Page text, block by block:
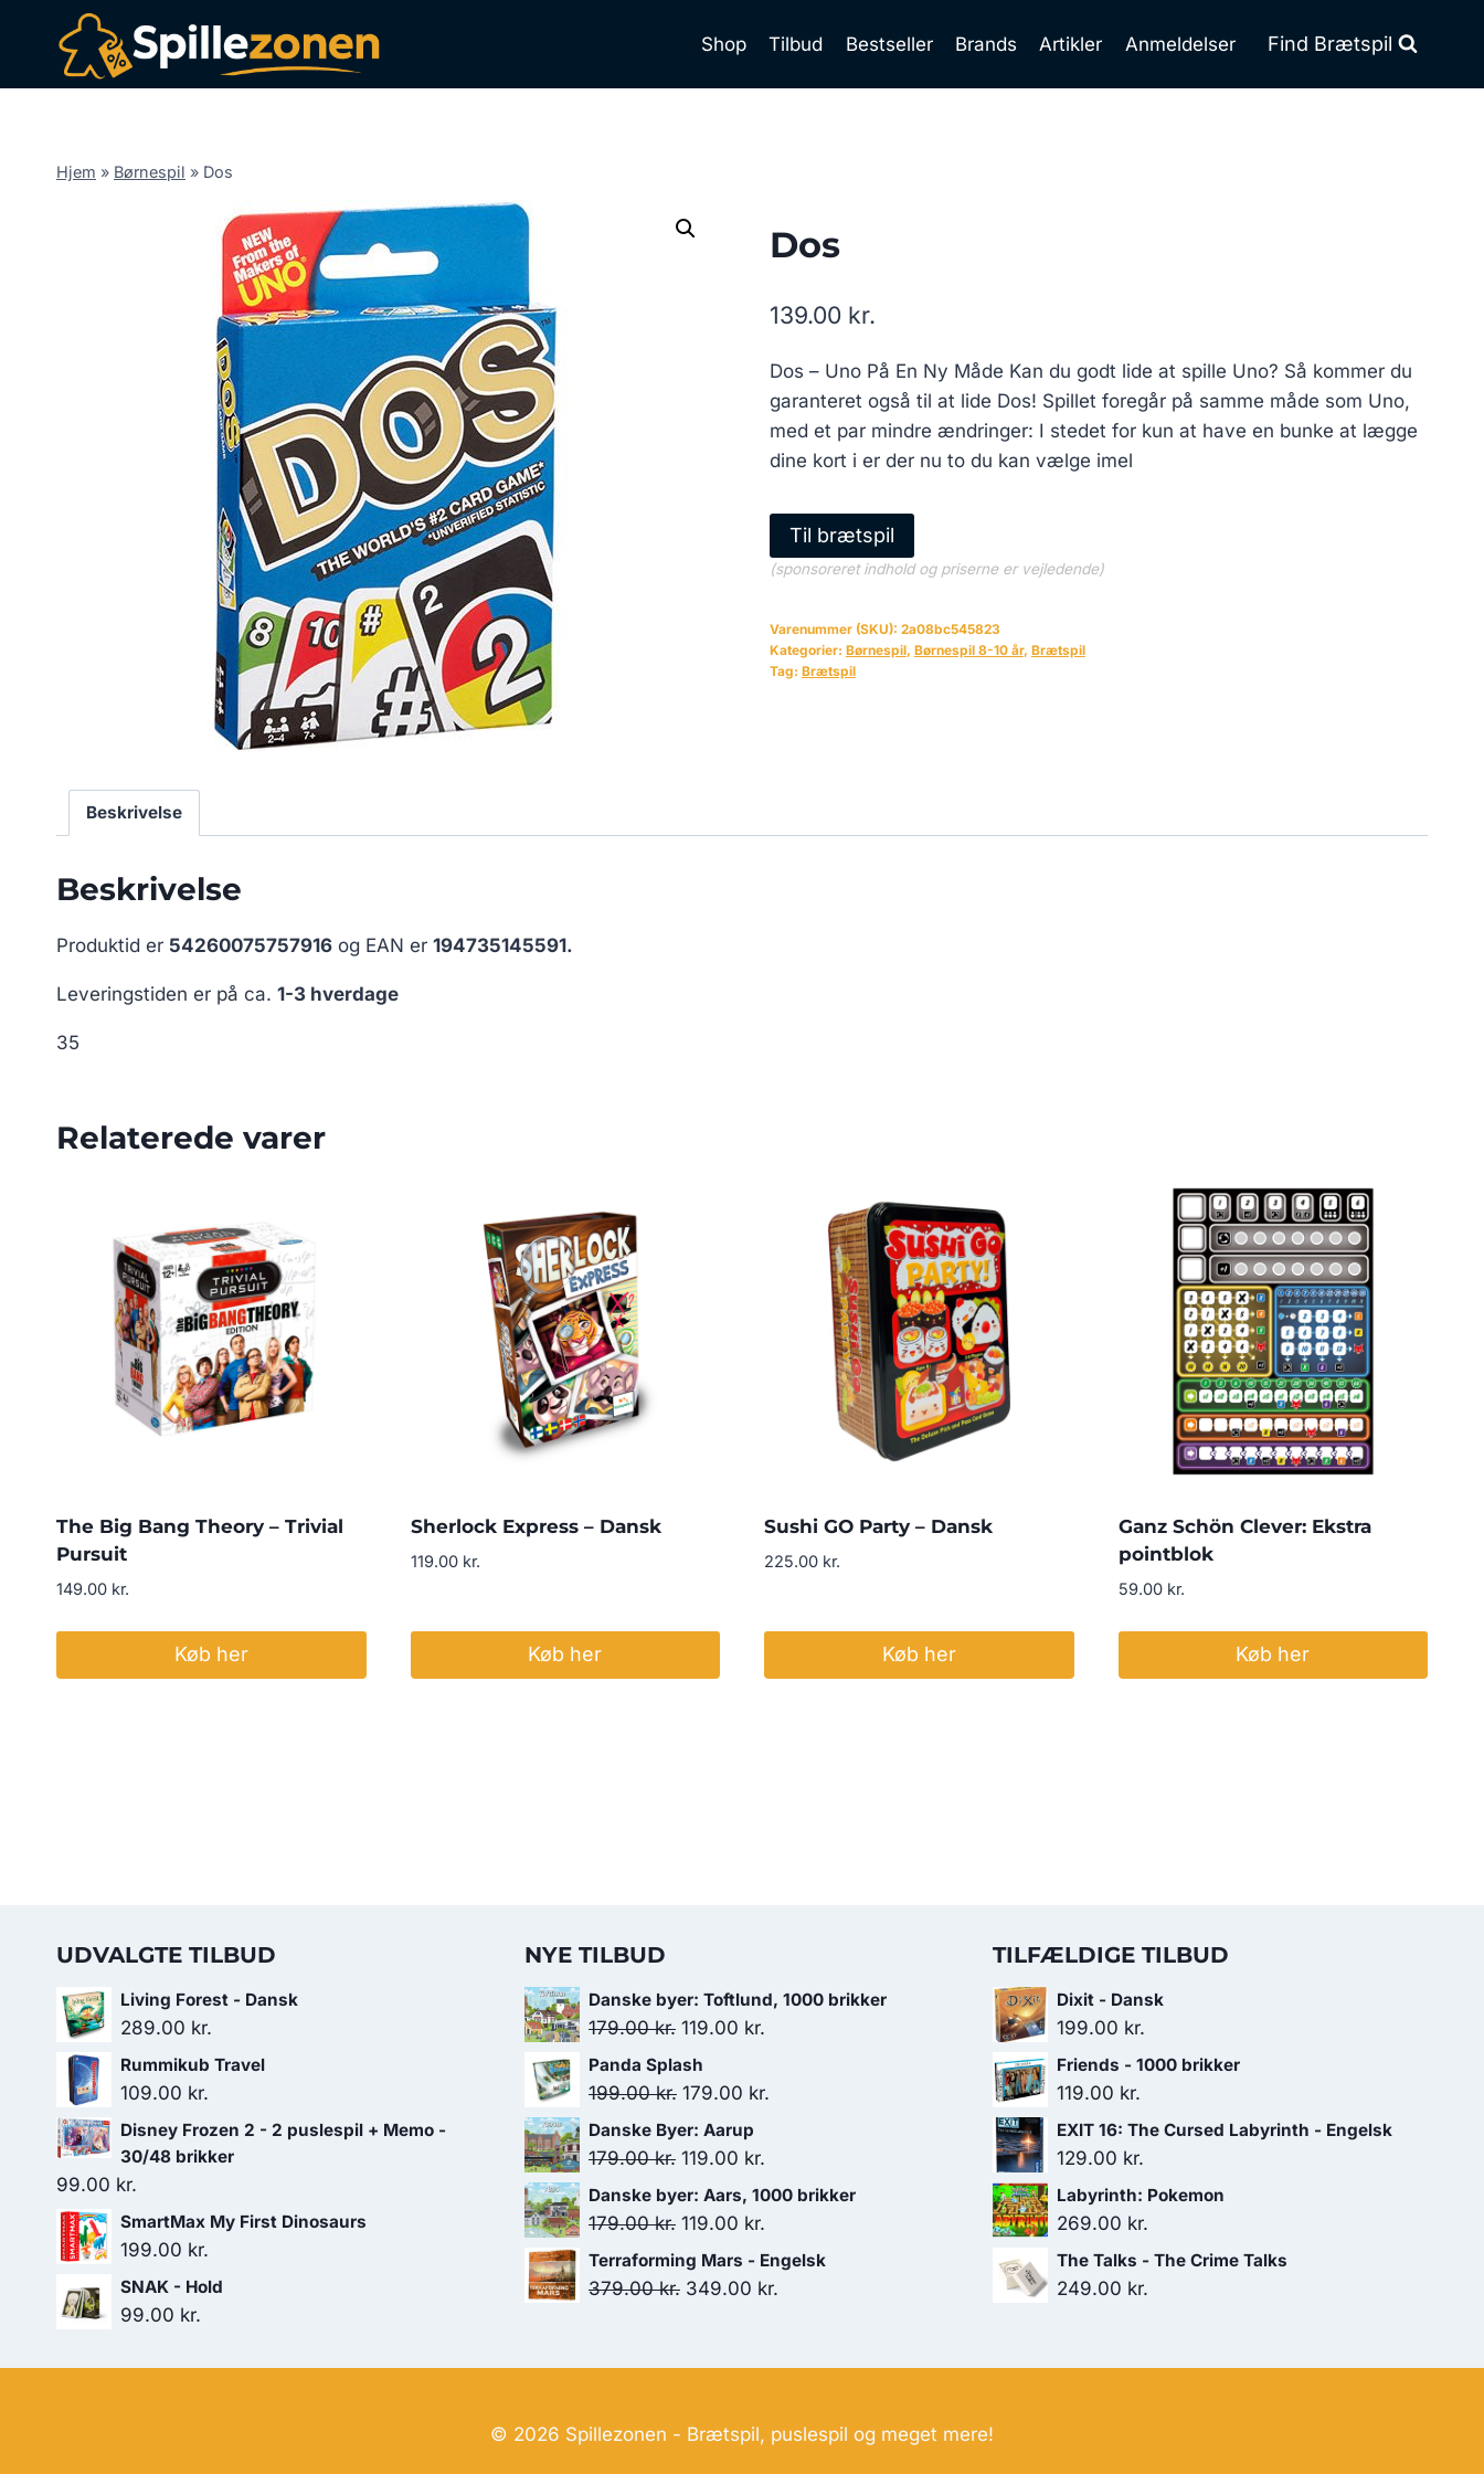
Shop Tilbud Bestseller Brands Artikler Anmeldelser Find Brætspil
Hjem » Børnespil » Dos
Dos
139.00 kr.
Dos – Uno På En Ny Måde Kan du godt lide at spille Uno? Så kommer du
garanteret også til at lide Dos! Spillet foregår på samme måde som Uno,
med et par mindre ændringer: I stedet for kun at have en bunke at lægge
dine kort i er der nu to du kan vælge imel
Til brætspil
(sponsoreret indhold og priserne er vejledende)
Varenummer (SKU): 2a08bc545823
Kategorier: Børnespil, Børnespil 8-10 år, Brætspil
Tag: Brætspil
Beskrivelse
Beskrivelse
Produktid er 54260075757916 og EAN er 194735145591.
Leveringstiden er på ca. 1-3 hverdage
35
Relaterede varer
The Big Bang Theory – Trivial
Pursuit
149.00 kr.
Køb her
Sherlock Express – Dansk
119.00 kr.
Køb her
Sushi GO Party – Dansk
225.00 kr.
Køb her
Ganz Schön Clever: Ekstra
pointblok
59.00 kr.
Køb her
UDVALGTE TILBUD
Living Forest - Dansk
289.00 kr.
Rummikub Travel
109.00 kr.
Disney Frozen 2 - 2 puslespil + Memo -
30/48 brikker
99.00 kr.
SmartMax My First Dinosaurs
199.00 kr.
SNAK - Hold
99.00 kr.
NYE TILBUD
Danske byer: Toftlund, 1000 brikker
179.00kr. Den
oprindelige
pris
179.00 kr..
119.00 kr.
pris
Panda Splash
199.00kr. Den
oprindelige
pris
199.00 kr..
179.00 kr.
Danske Byer: Aarup
179.00kr. Den
oprindelige
pris
179.00 kr..
119.00 kr.
aktuelle
119.00 kr..
Danske byer: Aars, 1000 brikker
179.00kr. Den
oprindelige
pris
119.00 kr.
aktuelle
pris
Terraforming Mars - Engelsk
379.00kr. Den
349.00 kr.
TILFÆLDIGE TILBUD
Dixit - Dansk
199.00 kr.
Friends - 1000 brikker
119.00 kr.
EXIT 16: The Cursed Labyrinth - Engelsk
129.00 kr.
Labyrinth: Pokemon
269.00 kr.
The Talks - The Crime Talks
249.00 kr.
© 2026 Spillezonen - Brætspil, puslespil og meget mere!